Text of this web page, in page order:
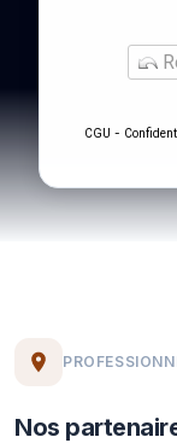
CGU -
Nos